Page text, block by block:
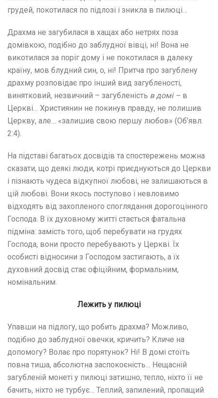
грудей, покотилася по підлозі і зникла в пилюці…
Драхма не загубилася в хащах або нетрях поза
домівкою, подібно до заблудної вівці, ні! Вона не
викотилася за поріг дому і не покотилася в далеку
країну, мов блудний син, о, ні! Притча про загублену
драхму розповідає про інший вид загубленості,
винятковий, незвичний – загубленість в домі – в
Церкві… Християнин не покинув правду, не полишив
Церкву, але… «залишив свою першу любов» (Об’явл.
2:4).
На підставі багатьох досвідів та спостережень можна
сказати, що деякі люди, котрі приєднуються до Церкви
і пізнають чудеса відкупної любові, не залишаються в
цій любові. Вони якось поступово і невловимо
відходять від захопленого споглядання дорогоцінного
Господа. В їх духовному житті стається фатальна
підміна: замість того, щоб перебувати на грудях
Господа, вони просто перебувають у Церкві. Їх
особисті відносини з Господом застигають, а їх
духовний досвід стає офіційним, формальним,
номінальним.
Лежить у пилюці
Упавши на підлогу, що робить драхма? Можливо,
подібно до заблудної овечки, кричить? Кличе на
допомогу? Волає про порятунок? Ні! В домі стоїть
повна тиша, абсолютна заспокоєність… Нещасній
загубленій монеті у пилюці затишно, тепло, ніхто її не
бачить, ніхто не турбує… Теплий, запилений, пропащий